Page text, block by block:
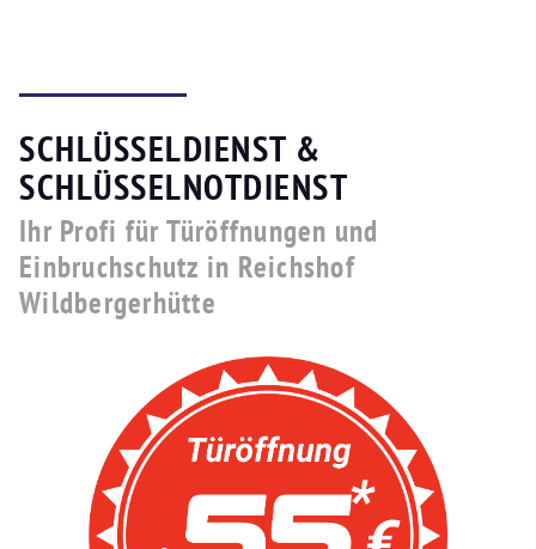
SCHLÜSSELDIENST &
SCHLÜSSELNOTDIENST
Ihr Profi für Türöffnungen und
Einbruchschutz in Reichshof
Wildbergerhütte